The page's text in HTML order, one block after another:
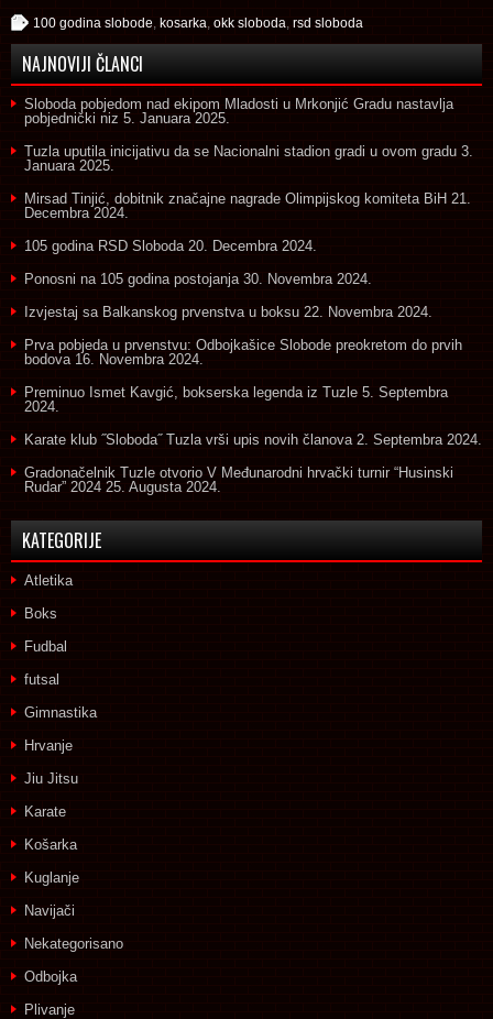
100 godina slobode kosarka okk sloboda rsd sloboda
NAJNOVIJI ČLANCI
Sloboda pobjedom nad ekipom Mladosti u Mrkonjić Gradu nastavlja
pobjednički niz 5. Januara 2025.
Tuzla uputila inicijativu da se Nacionalni stadion gradi u ovom gradu 3.
Januara 2025.
Mirsad Tinjić, dobitnik značajne nagrade Olimpijskog komiteta BiH 21.
Decembra 2024.
105 godina RSD Sloboda 20. Decembra 2024.
Ponosni na 105 godina postojanja 30. Novembra 2024.
Izvjestaj sa Balkanskog prvenstva u boksu 22. Novembra 2024.
Prva pobjeda u prvenstvu: Odbojkašice Slobode preokretom do prvih
bodova 16. Novembra 2024.
Preminuo Ismet Kavgić, bokserska legenda iz Tuzle 5. Septembra
2024.
Karate klub ˝Sloboda˝ Tuzla vrši upis novih članova 2. Septembra 2024.
Gradonačelnik Tuzle otvorio V Međunarodni hrvački turnir “Husinski
Rudar” 2024 25. Augusta 2024.
KATEGORIJE
Atletika
Boks
Fudbal
futsal
Gimnastika
Hrvanje
Jiu Jitsu
Karate
Košarka
Kuglanje
Navijači
Nekategorisano
Odbojka
Plivanje